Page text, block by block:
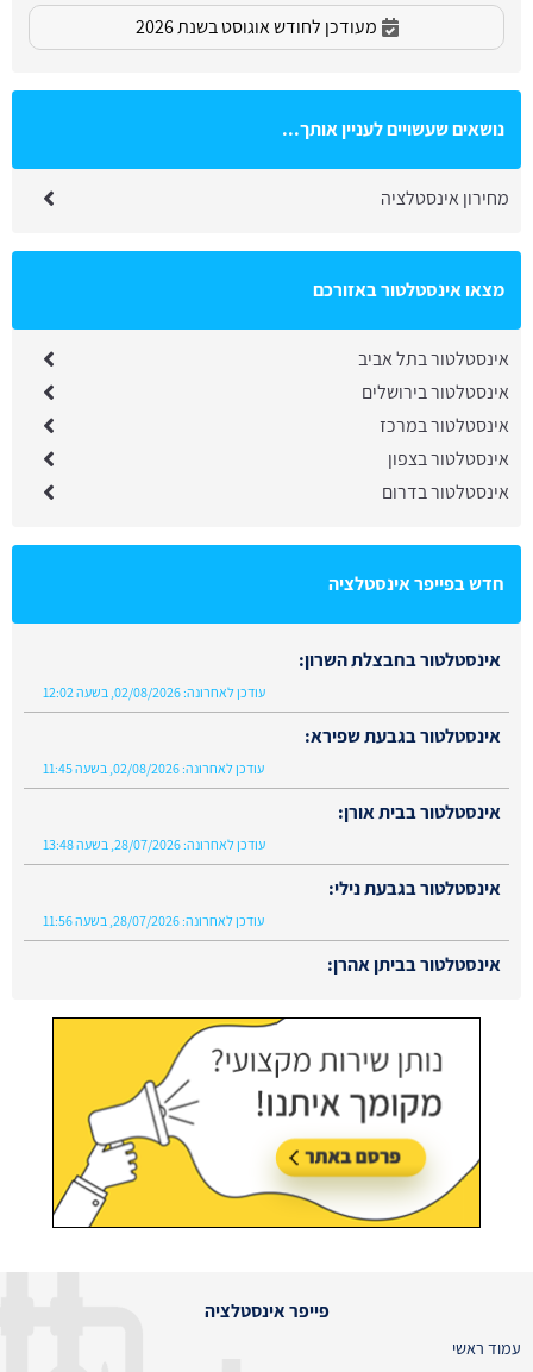
מעודכן לחודש אוגוסט בשנת 2026
נושאים שעשויים לעניין אותך...
מחירון אינסטלציה
מצאו אינסטלטור באזורכם
אינסטלטור בתל אביב
אינסטלטור בירושלים
אינסטלטור במרכז
אינסטלטור בצפון
אינסטלטור בדרום
חדש בפייפר אינסטלציה
אינסטלטור בחבצלת השרון:
עודכן לאחרונה: 02/08/2026, בשעה 12:02
אינסטלטור בגבעת שפירא:
עודכן לאחרונה: 02/08/2026, בשעה 11:45
אינסטלטור בבית אורן:
עודכן לאחרונה: 28/07/2026, בשעה 13:48
אינסטלטור בגבעת נילי:
עודכן לאחרונה: 28/07/2026, בשעה 11:56
אינסטלטור בביתן אהרן:
פייפר אינסטלציה
עמוד ראשי